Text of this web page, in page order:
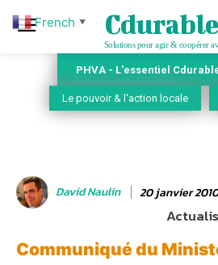
Solutions pour agir & coopérer
PHVA - L'essentiel
Le pouvoir & l'action locale
David Naulin 20 janvier 2010
Communiqué du
French ▼